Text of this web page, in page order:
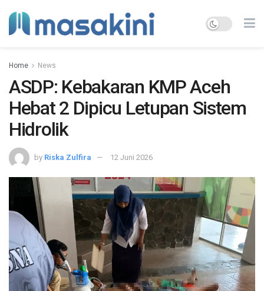
Home News
ASDP: Kebakaran KMP Aceh
Hebat 2 Dipicu Letupan Sistem
Hidrolik
by Riska Zulfira 12 Juni 2026